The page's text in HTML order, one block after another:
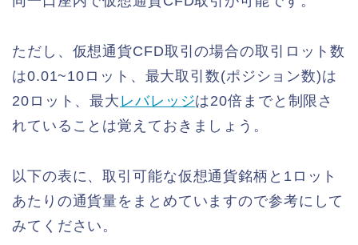
ただし、仮想通貨CFD取引の場合の取引ロット数
は0.01~10ロット、最大取引数(ポジション数)は
20ロット、最大 レバレッジは20倍までと制限さ
れていることは覚えておきましょう。
以下の表に、取引可能な仮想通貨銘柄と1ロット
あたりの通貨量をまとめていますので参考にして
みてください。